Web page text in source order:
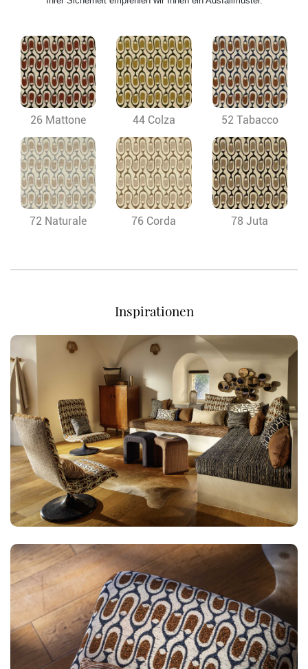
26 Mattone 44 Colza 52 Tabacco
72 Naturale 76 Corda 78 Juta
Inspirationen